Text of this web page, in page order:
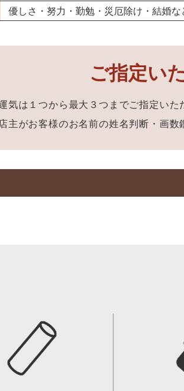
優しさ・努力・勤勉・災厄除け・結婚
ご指定い
気は１つから最大３つまでご指定い
店主がお客様のお名前の姓名判断・画数